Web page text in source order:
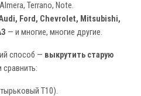
Terrano, Note.
Ford, Chevrolet, Mitsubishi,
— и многие, многие другие.
способ — выкрутить старую
T10).